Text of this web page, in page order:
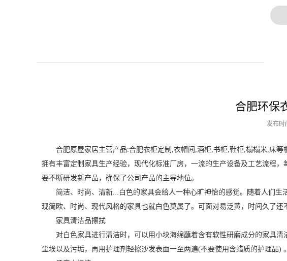
合肥环保
发布时
合肥原屋家居主营产品:合肥衣柜定制,衣帽间,酒柜,书柜,鞋柜,榻榻米,床等
拥有丰富定制家具生产经验，现代化标准厂房，一流的生产设备及工艺流程
要不断研发新产品，确保了公司产品的主导地位。
简洁、时尚、清新...白色的家具会给人一种心旷神怡的感觉。随着人们生
现简欧、时尚、现代风格的家具也就白色莫属了。可面对易泛黄，时间久了
家具清洁品擦拭
对白色家具进行清洁时，可以用小块海绵蘸着含有软性研磨成分的家具清
尘埃以及污垢，再用护理剂轻擦沙发表面一至两遍(不要使用含蜡质的护理品) 。